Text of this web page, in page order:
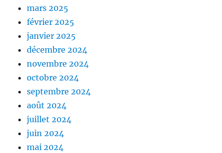
mars 2025
février 2025
janvier 2025
décembre 2024
novembre 2024
octobre 2024
septembre 2024
août 2024
juillet 2024
juin 2024
mai 2024